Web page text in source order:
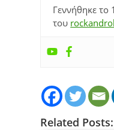
Γεννήθηκε
του
Related Posts: